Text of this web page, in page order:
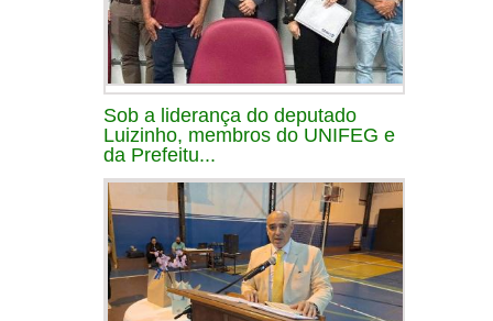
Sob a liderança do deputado
Luizinho, membros do UNIFEG e
da Prefeitu...